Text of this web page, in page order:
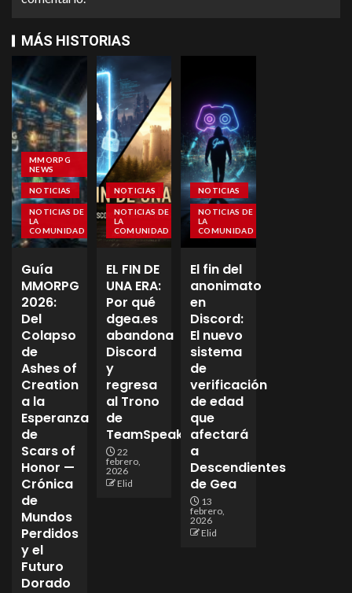
MÁS HISTORIAS
MMORPG
NEWS
NOTICIAS
NOTICIAS DE
LA
COMUNIDAD
Guía
MMORPG
2026:
Del
Colapso
de
Ashes of
Creation
a la
Esperanza
de
Scars of
Honor —
Crónica
de
Mundos
Perdidos
y el
Futuro
Dorado
NOTICIAS
NOTICIAS DE
LA
COMUNIDAD
EL FIN DE
UNA ERA:
Por qué
dgea.es
abandona
Discord
y
regresa
al Trono
de
TeamSpeak
22
febrero,
2026
Elid
NOTICIAS
NOTICIAS DE
LA
COMUNIDAD
El fin del
anonimato
en
Discord:
El nuevo
sistema
de
verificación
de edad
que
afectará
a
Descendientes
de Gea
13
febrero,
2026
Elid